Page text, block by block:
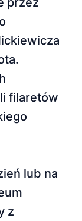
filaretów
lub na
z